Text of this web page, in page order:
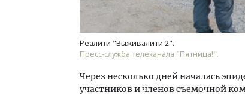
Реалити "Выживалити 2".
Пресс-служба телеканала "Пятница!".
Через несколько дней началась
участников и членов съемочной